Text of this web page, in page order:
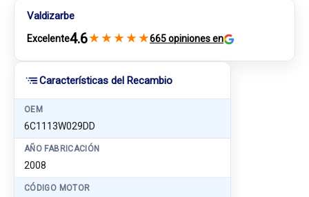
Características del Recambio
OEM
6C1113W029DD
AÑO FABRICACIÓN
2008
CÓDIGO MOTOR
Valdizarbe
Excelente4.6★ ★ ★ ★ ★665 opiniones en